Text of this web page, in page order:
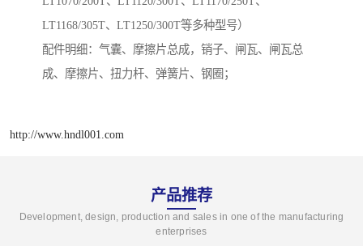
LT1168/305T、LT1250/300T等多种型号）
配件明细：气囊、摩擦片总成，销子、闸瓦、闸瓦总
成、摩擦片、扭力杆、弹簧片、钢圈；
http://www.hndl001.com
产品推荐
Development, design, production and sales in one of the manufacturing
enterprises